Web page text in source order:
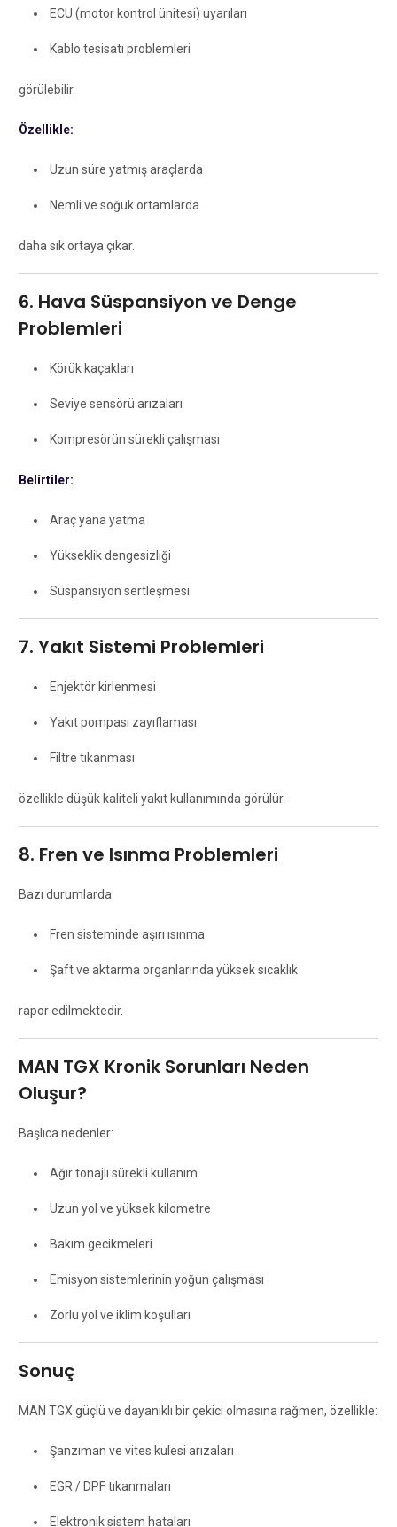
ECU (motor kontrol ünitesi) uyarıları
Kablo tesisatı problemleri
görülebilir.
Özellikle:
Uzun süre yatmış araçlarda
Nemli ve soğuk ortamlarda
daha sık ortaya çıkar.
6. Hava Süspansiyon ve Denge
Problemleri
Körük kaçakları
Seviye sensörü arızaları
Kompresörün sürekli çalışması
Belirtiler:
Araç yana yatma
Yükseklik dengesizliği
Süspansiyon sertleşmesi
7. Yakıt Sistemi Problemleri
Enjektör kirlenmesi
Yakıt pompası zayıflaması
Filtre tıkanması
özellikle düşük kaliteli yakıt kullanımında görülür.
8. Fren ve Isınma Problemleri
Bazı durumlarda:
Fren sisteminde aşırı ısınma
Şaft ve aktarma organlarında yüksek sıcaklık
rapor edilmektedir.
MAN TGX Kronik Sorunları Neden
Oluşur?
Başlıca nedenler:
Ağır tonajlı sürekli kullanım
Uzun yol ve yüksek kilometre
Bakım gecikmeleri
Emisyon sistemlerinin yoğun çalışması
Zorlu yol ve iklim koşulları
Sonuç
MAN TGX güçlü ve dayanıklı bir çekici olmasına rağmen, özellikle:
Şanzıman ve vites kulesi arızaları
EGR / DPF tıkanmaları
Elektronik sistem hataları